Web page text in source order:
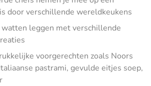
door verschillende wereldkeukens
watten leggen met verschillende
voorgerechten zoals Noors
pastrami, gevulde eitjes soep,